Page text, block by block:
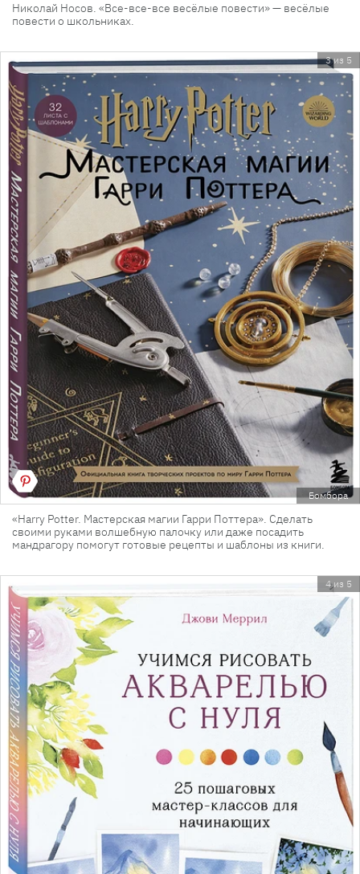
Николай Носов. «Все-все-все весёлые повести» — весёлые
повести о школьниках.
3 из 5
Бомбора
«Harry Potter. Мастерская магии Гарри Поттера». Сделать
своими руками волшебную палочку или даже посадить
мандрагору помогут готовые рецепты и шаблоны из книги.
4 из 5